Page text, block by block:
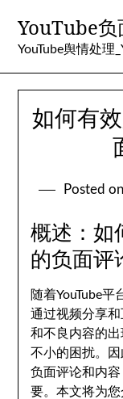
content
YouTube负
YouTube舆情处理
如何有
Posted on
概述：如
的负面评
随着YouTube
通过视频分享
和不良内容的
不小的困扰。因
负面评论和内
要。本文将为